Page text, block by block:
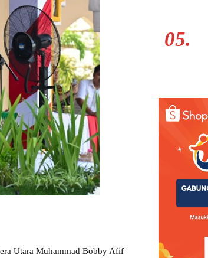
Utara Muhammad Bobby Afif
05.